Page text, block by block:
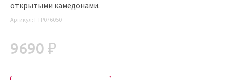
открытыми камедонами.
Артикул: FTP076050
9690 ₽